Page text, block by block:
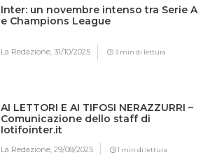
Inter: un novembre intenso tra Serie A
e Champions League
La Redazione,31/10/2025 3 min di lettura
AI LETTORI E AI TIFOSI NERAZZURRI –
Comunicazione dello staff di
Iotifointer.it
La Redazione,29/08/2025 1 min di lettura